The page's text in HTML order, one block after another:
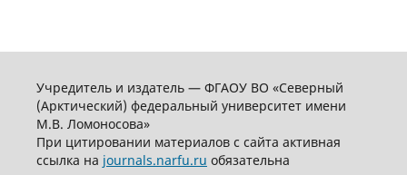
Учредитель и издатель — ФГАОУ ВО «Северный
(Арктический) федеральный университет имени
М.В. Ломоносова»
При цитировании материалов с сайта активная
ссылка на journals.narfu.ru обязательна